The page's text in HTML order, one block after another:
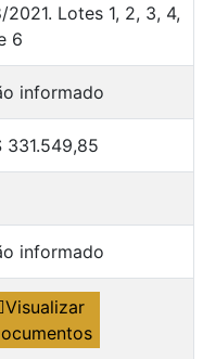
2021. Lotes 1, 2, 3, 4,
6
informado
331.549,85
informado
Visualizar